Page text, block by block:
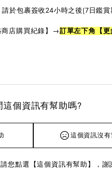
於包裹簽收24小時之後(7日鑑
店購買紀錄】→訂單左下角【更
這個資訊有幫助嗎?
這個資訊沒有
您點選【這個資訊有幫助】，謝